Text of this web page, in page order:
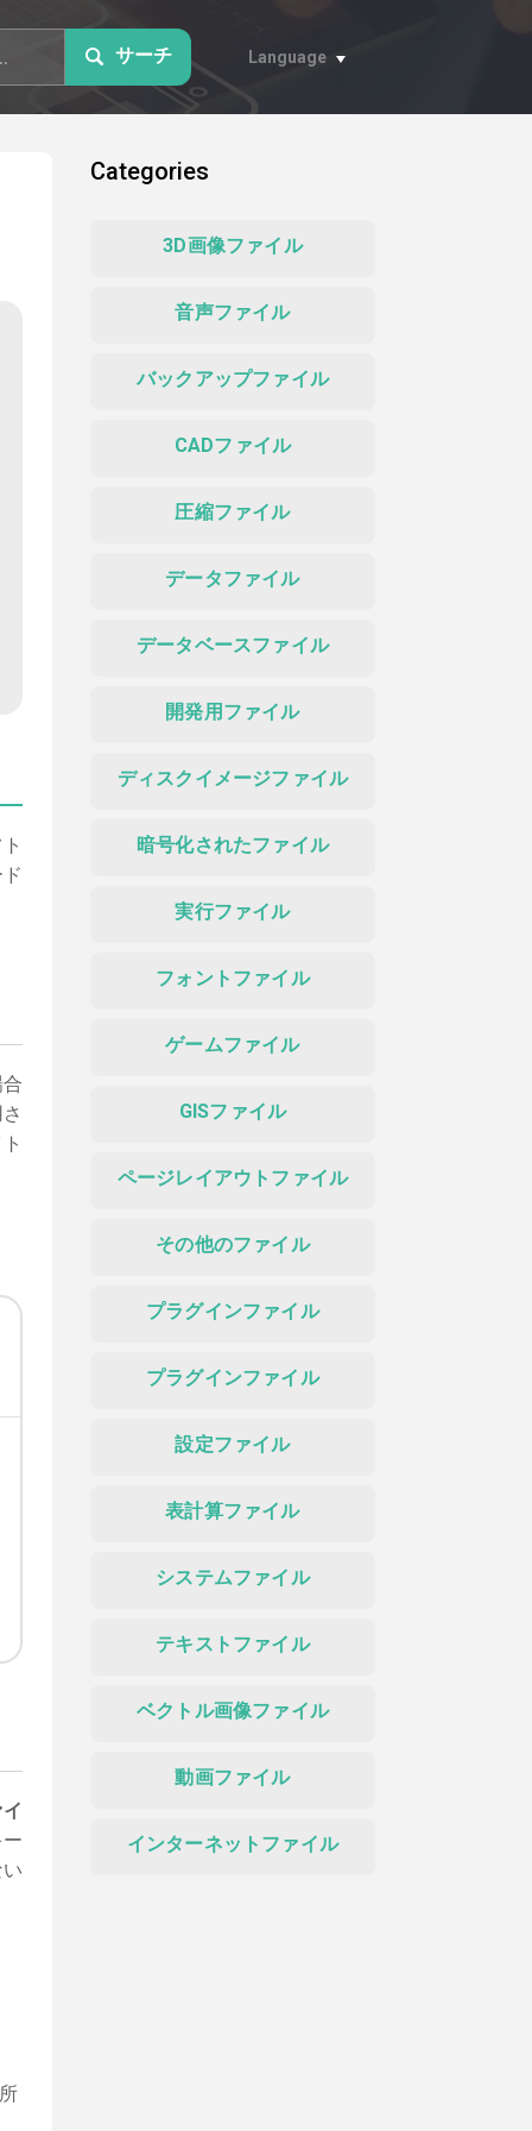
サーチ Language
Categories
3D画像ファイル
音声ファイル
バックアップファイル
CADファイル
圧縮ファイル
データファイル
データベースファイル
開発用ファイル
ディスクイメージファイル
暗号化されたファイル
実行ファイル
フォントファイル
ゲームファイル
GISファイル
ページレイアウトファイル
その他のファイル
プラグインファイル
プラグインファイル
設定ファイル
表計算ファイル
システムファイル
テキストファイル
ベクトル画像ファイル
動画ファイル
インターネットファイル